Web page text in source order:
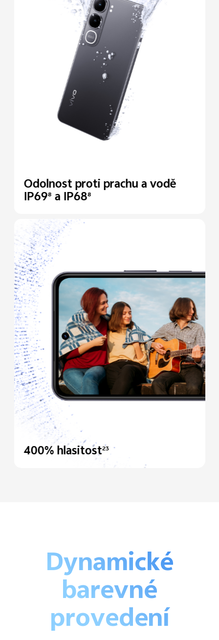
Odolnost proti prachu avodě
IP698 a IP688
400% hlasitost23
Dynamické
barevné
provedení